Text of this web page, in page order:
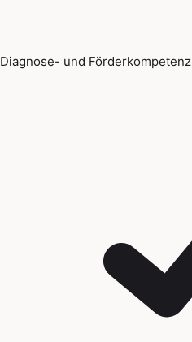
Diagnose- und Förderkompetenz